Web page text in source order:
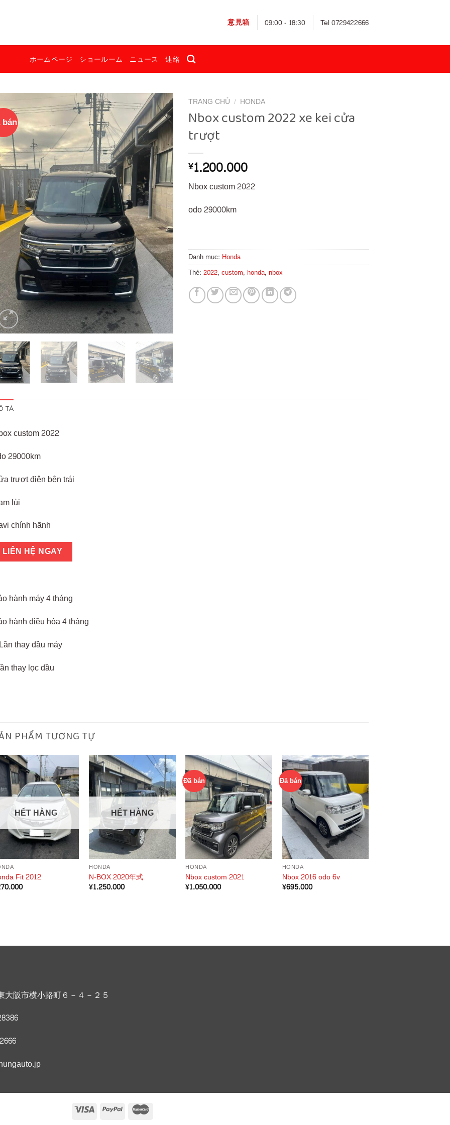
意見箱 09:00 - 18:30 Tel 0729422666
ホームページ ショールーム ニュース 連絡
TRANG CHỦ / HONDA
Nbox custom 2022 xe kei cửa
trượt
¥1.200.000
Nbox custom 2022
odo 29000km
Danh mục: Honda
Thẻ: 2022, custom, honda, nbox
TẢ
custom 2022
29000km
trượt điện bên trái
lùi
chính hãnh
LIÊN HỆ NGAY
hành máy 4 tháng
hành điều hòa 4 tháng
thay dầu máy
thay lọc dầu
PHẨM TƯƠNG TỰ
HẾT HÀNG
Fit 2012
HẾT HÀNG
HONDA
N-BOX 2020年式
¥1.250.000
Đã bán
HONDA
Nbox custom 2021
¥1.050.000
Đã bán
HONDA
Nbox 2016 odo 6v
¥695.000
阪市横小路町６－４－２５